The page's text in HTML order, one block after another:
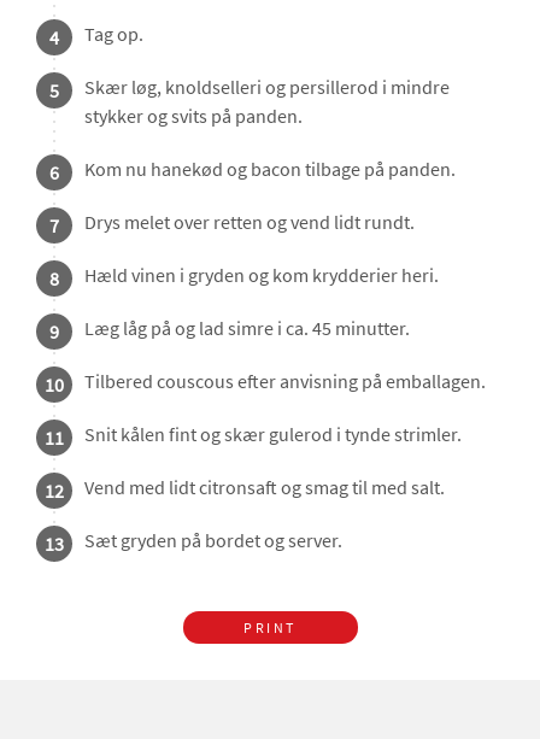
4 Tag op.
5
Skær løg, knoldselleri og persillerod i mindre
stykker og svits på panden.
6 Kom nu hanekød og bacon tilbage på panden.
7 Drys melet over retten og vend lidt rundt.
8 Hæld vinen i gryden og kom krydderier heri.
9 Læg låg på og lad simre i ca. 45 minutter.
10 Tilbered couscous efter anvisning på emballagen.
11 Snit kålen fint og skær gulerod i tynde strimler.
12 Vend med lidt citronsaft og smag til med salt.
13 Sæt gryden på bordet og server.
PRINT